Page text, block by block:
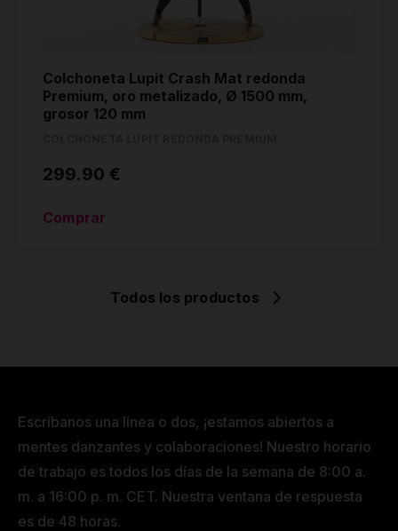
Colchoneta Lupit Crash Mat redonda
Premium, oro metalizado, Ø 1500 mm,
grosor 120 mm
299.90 €
Comprar
Todos los productos
Escríbanos una línea o dos, ¡estamos abiertos a
mentes danzantes y colaboraciones! Nuestro horario
de trabajo es todos los días de la semana de 8:00 a.
m. a 16:00 p. m. CET. Nuestra ventana de respuesta
es de 48 horas.